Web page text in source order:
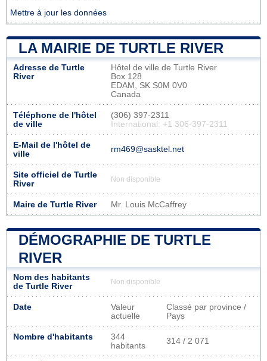
Mettre à jour les données
LA MAIRIE DE TURTLE RIVER
Adresse de Turtle
River
Hôtel de ville de Turtle River
Box 128
EDAM, SK S0M 0V0
Canada
Téléphone de l'hôtel
de ville
(306) 397-2311
International: +1 306-397-2311
E-Mail de l'hôtel de
ville
rm469@sasktel.net
Site officiel de Turtle
River
Non disponible
Maire de Turtle River Mr. Louis McCaffrey
DÉMOGRAPHIE DE TURTLE
RIVER
Nom des habitants
de Turtle River
Non disponible
Date
Valeur
actuelle
Classé par province /
Pays
Nombre d'habitants
344
habitants
314 / 2 071